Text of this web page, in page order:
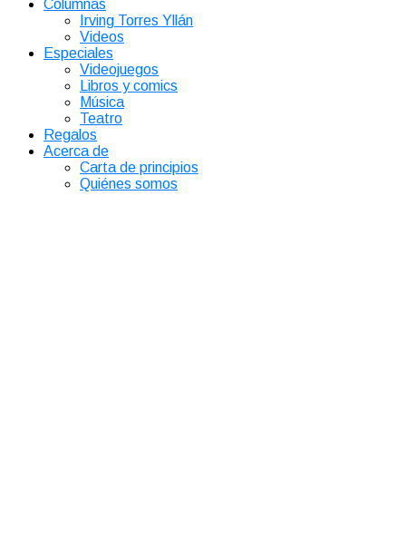
Columnas
Irving Torres Yllán
Videos
Especiales
Videojuegos
Libros y comics
Música
Teatro
Regalos
Acerca de
Carta de principios
Quiénes somos